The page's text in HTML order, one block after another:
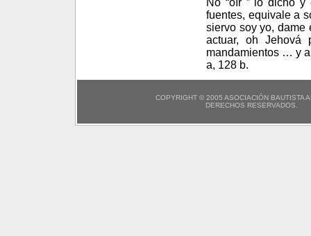
No “oír ” lo dicho
fuentes, equivale a
siervo soy yo, dame
actuar, oh Jehová
mandamientos … y
a, 128 b.
COPYRIGHT © 2005 ASOCIACIÓN BAUTISTA
DERECHOS RESERVADOS.